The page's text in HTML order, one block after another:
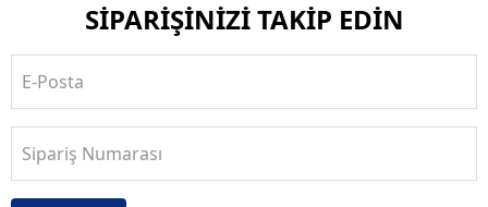
SİPARİŞİNİZİ TAKİP EDİN
E-Posta
Sipariş Numarası